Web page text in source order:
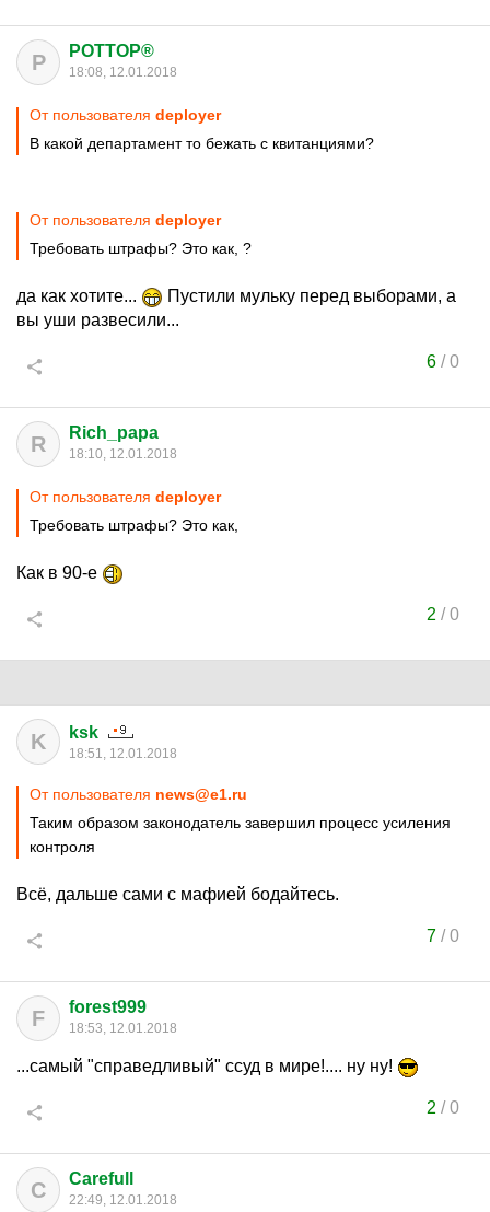
P POTTOP®
18:08, 12.01.2018
От пользователя deployer
В какой департамент то бежать с квитанциями?
От пользователя deployer
Требовать штрафы? Это как, ?
да как хотите...
Пустили мульку перед выборами, а
вы уши развесили...
6/0
R Rich_papa
18:10, 12.01.2018
От пользователя deployer
Требовать штрафы? Это как,
Как в 90-е
2 /0
K ksk
18:51, 12.01.2018
От пользователя news@e1.ru
Таким образом законодатель завершил процесс усиления
контроля
Всё, дальше сами с мафией бодайтесь.
7/0
F forest999
18:53, 12.01.2018
...самый "справедливый" ссуд в мире!.... ну ну!
2 /0
C Carefull
22:49, 12.01.2018